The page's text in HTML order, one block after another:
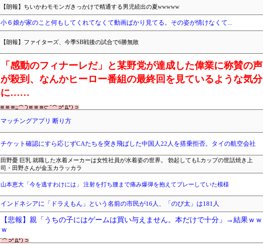
【朗報】ちいかわモモンガきっかけで精通する男児続出の夏wwwww
小６娘が家のこと何もしてくれてなくて動画ばかり見てる。その姿が情けなくて...
【朗報】ファイターズ、今季SB戦後の試合で6勝無敗
「感動のフィナーレだ」と某野党が達成した偉業に称賛の声
が殺到、なんかヒーロー番組の最終回を見ているような気分
に……
マッチングアプリ 断り方
チケット確認にすら応じずCAたちを突き飛ばした中国人22人を搭乗拒否。タイの航空会社
田野憂 巨乳 就職した水着メーカーは女性社員が水着姿の世界。 勃起してもLカップの世話焼き上
司・田野さんが金玉カラッカラ
山本恵大「今を逃すわけには」 注射を打ち腰まで痛み爆弾を抱えてプレーしていた模様
インドネシアに「ドラえもん」という名前の市民が16人、「のび太」は181人
【悲報】親「うちの子にはゲームは買い与えません。本だけで十分」→結果ｗｗ
ｗ